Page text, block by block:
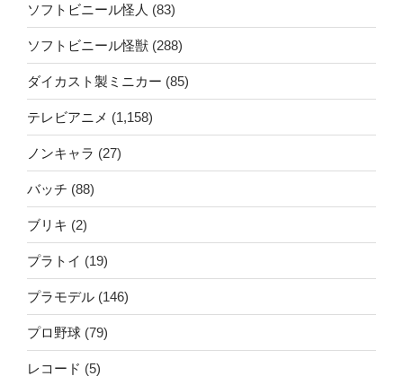
ソフトビニール怪人 (83)
ソフトビニール怪獣 (288)
ダイカスト製ミニカー (85)
テレビアニメ (1,158)
ノンキャラ (27)
バッチ (88)
ブリキ (2)
プラトイ (19)
プラモデル (146)
プロ野球 (79)
レコード (5)